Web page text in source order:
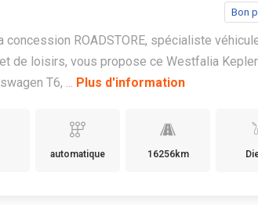
Bon
concession ROADSTORE, spécialiste
de loisirs, vous propose ce Westfalia
T6, ... Plus d'information
automatique 16256km